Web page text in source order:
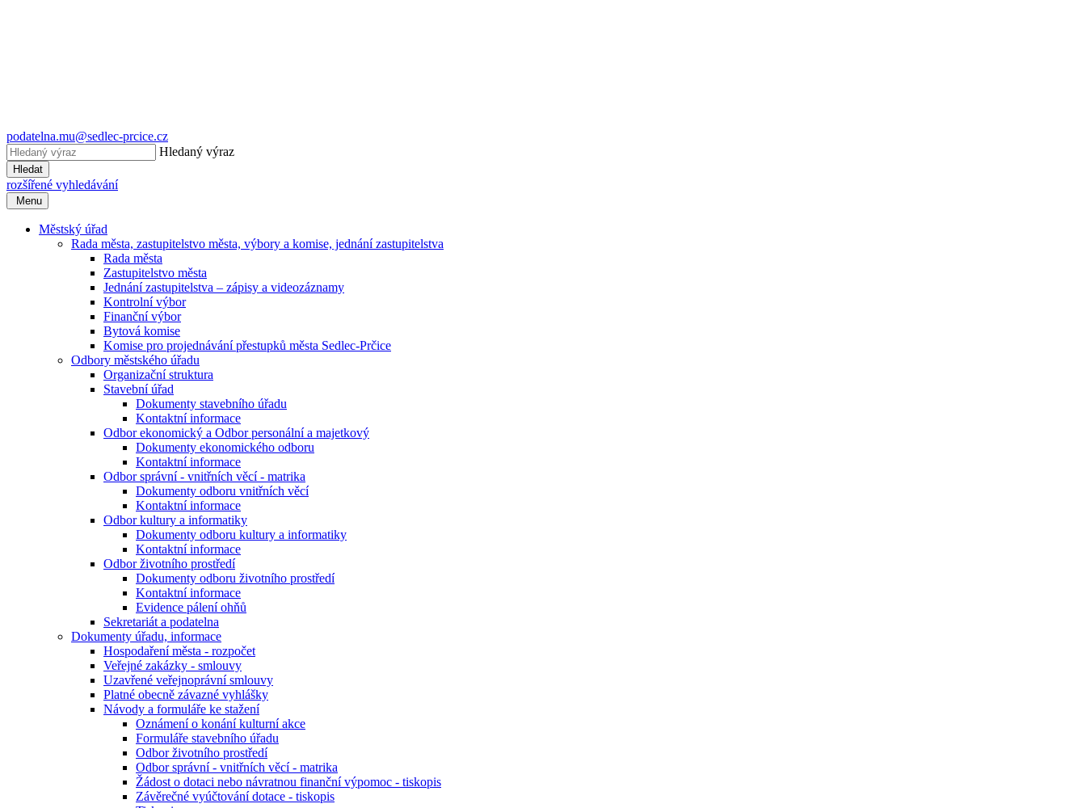
podatelna.mu@sedlec-prcice.cz
Hledaný výraz
Hledat
rozšířené vyhledávání
Menu
Městský úřad
Rada města, zastupitelstvo města, výbory a komise, jednání zastupitelstva
Rada města
Zastupitelstvo města
Jednání zastupitelstva – zápisy a videozáznamy
Kontrolní výbor
Finanční výbor
Bytová komise
Komise pro projednávání přestupků města Sedlec-Prčice
Odbory městského úřadu
Organizační struktura
Stavební úřad
Dokumenty stavebního úřadu
Kontaktní informace
Odbor ekonomický a Odbor personální a majetkový
Dokumenty ekonomického odboru
Kontaktní informace
Odbor správní - vnitřních věcí - matrika
Dokumenty odboru vnitřních věcí
Kontaktní informace
Odbor kultury a informatiky
Dokumenty odboru kultury a informatiky
Kontaktní informace
Odbor životního prostředí
Dokumenty odboru životního prostředí
Kontaktní informace
Evidence pálení ohňů
Sekretariát a podatelna
Dokumenty úřadu, informace
Hospodaření města - rozpočet
Veřejné zakázky - smlouvy
Uzavřené veřejnoprávní smlouvy
Platné obecně závazné vyhlášky
Návody a formuláře ke stažení
Oznámení o konání kulturní akce
Formuláře stavebního úřadu
Odbor životního prostředí
Odbor správní - vnitřních věcí - matrika
Žádost o dotaci nebo návratnou finanční výpomoc - tiskopis
Závěrečné vyúčtování dotace - tiskopis